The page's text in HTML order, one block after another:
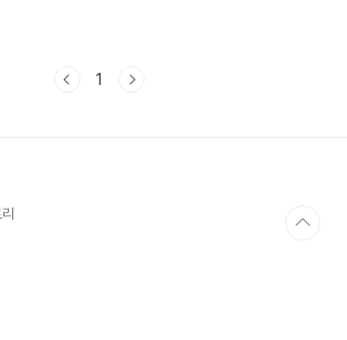
선수들의 플레이 스타일을 같이 분석하여 예상되는
키고 있는 팀입니다. 이 팀의 가장 큰 장점은 강력한 공
1